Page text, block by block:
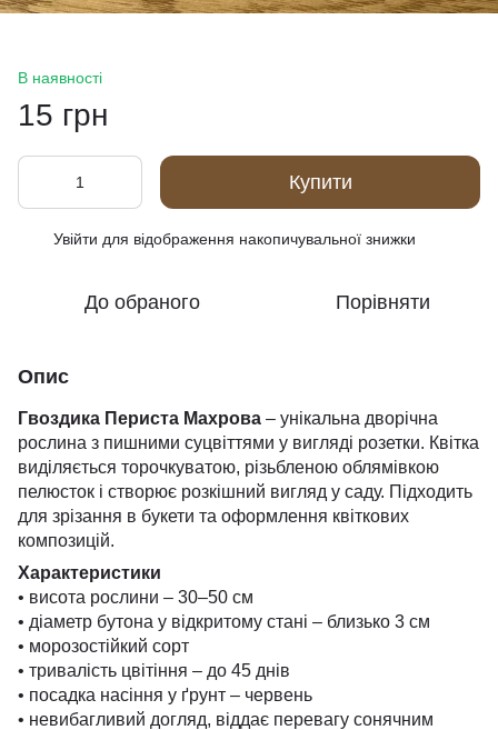
В наявності
15 грн
Купити
Увійти для відображення накопичувальної знижки
До обраного Порівняти
Опис
Гвоздика Периста Махрова – унікальна дворічна
рослина з пишними суцвіттями у вигляді розетки. Квітка
виділяється торочкуватою, різьбленою облямівкою
пелюсток і створює розкішний вигляд у саду. Підходить
для зрізання в букети та оформлення квіткових
композицій.
Характеристики
• висота рослини – 30–50 см
• діаметр бутона у відкритому стані – близько 3 см
• морозостійкий сорт
• тривалість цвітіння – до 45 днів
• посадка насіння у ґрунт – червень
• невибагливий догляд, віддає перевагу сонячним